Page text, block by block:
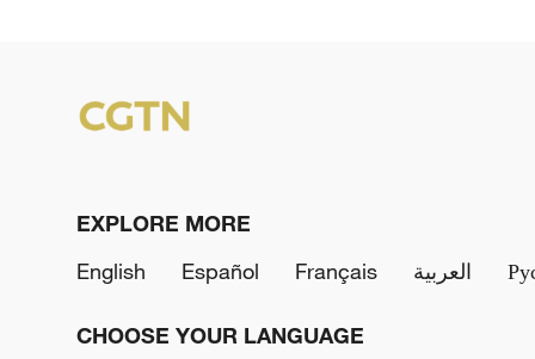
EXPLORE MORE
English
Español Français العربية
CHOOSE YOUR LANGUAGE